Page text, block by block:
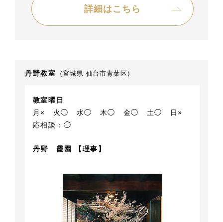
詳細はこちら
丹野教室 （宮城県 仙台市青葉区）
教室曜日
月×
火◯ 水◯ 木◯ 金◯ 土◯
日×
応相談：◯
丹野 霞園 【理事】